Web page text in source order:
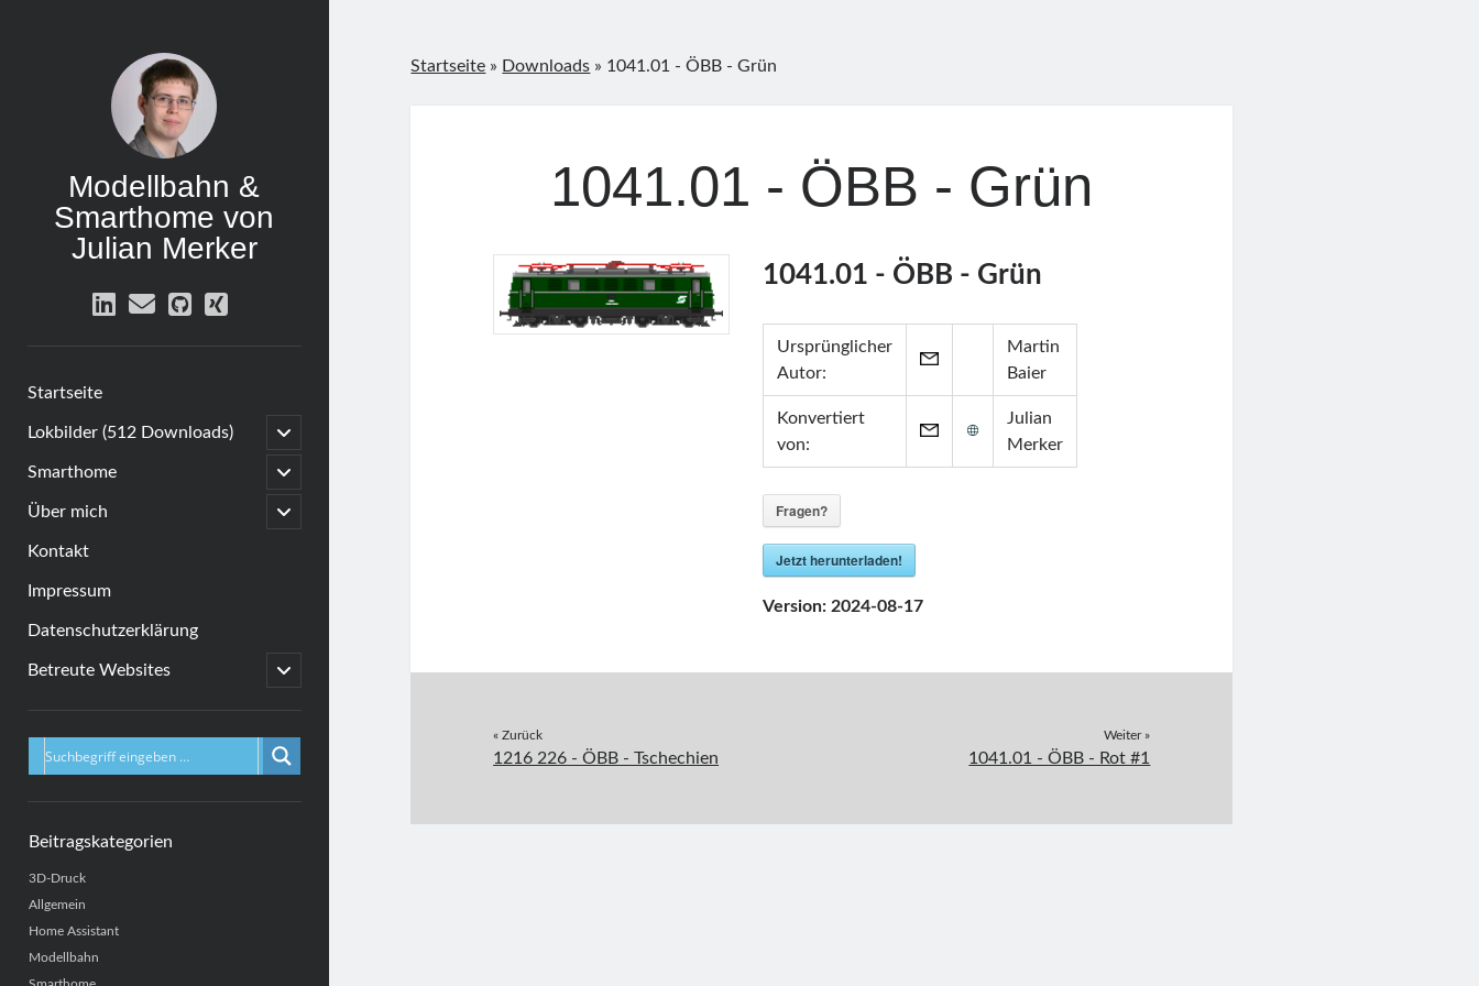
Modellbahn &
Smarthome von
Julian Merker
linkedin
emailgithub
xing
Startseite
Lokbilder (512 Downloads)
open
child
menu
Smarthome
open
child
menu
Über mich
open
child
Kontakt
Impressum
Datenschutzerklärung
Betreute Websites
open
child
Sidebar
Beitragskategorien
3D-Druck
Allgemein
Home Assistant
Modellbahn
Startseite » Downloads » 1041.01 - ÖBB - Grün
1041.01 - ÖBB - Grün
1041.01 - ÖBB - Grün
Ursprünglicher
Autor:
Martin
Baier
Konvertiert
von:
Julian
Merker
Fragen?
Jetzt herunterladen!
Version: 2024-08-17
« Zurück
1216 226 - ÖBB - Tschechien
Weiter »
1041.01 - ÖBB - Rot #1